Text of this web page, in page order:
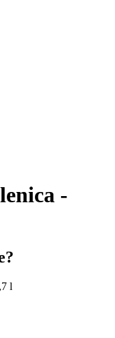
-
l